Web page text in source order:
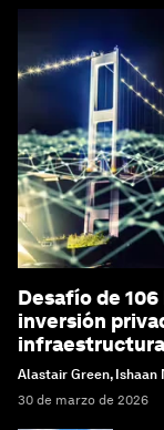
Desafío de
inversión
Alastair Green, Ishaan
30 de marzo de 2026